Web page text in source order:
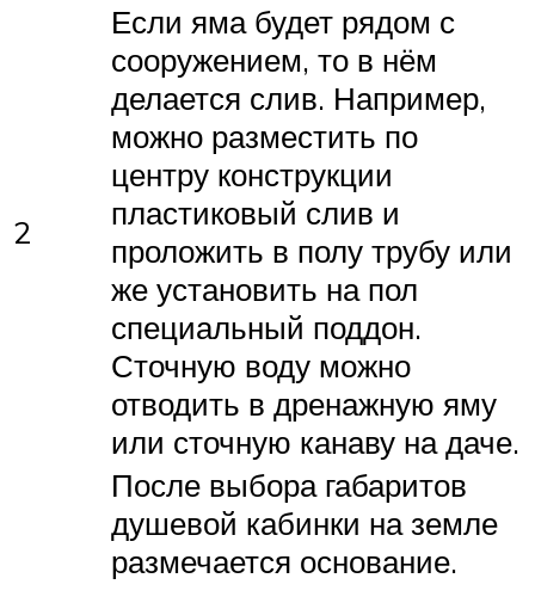
2
Если яма будет рядом с
сооружением, то в нём
делается слив. Например,
можно разместить по
центру конструкции
пластиковый слив и
проложить в полу трубу или
же установить на пол
специальный поддон.
Сточную воду можно
отводить в дренажную яму
или сточную канаву на даче.
После выбора габаритов
душевой кабинки на земле
размечается основание.